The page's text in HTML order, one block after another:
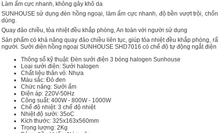
Làm ấm cực nhanh, không gây khô da
SUNHOUSE sử dụng đèn hồng ngoại, làm ấm cực nhanh, độ bền vượt trội,
dùng.
Quay đảo chiều, tỏa nhiệt đều khắp phòng, An toàn với người sử dụng
Sản phẩm có khả năng quay đảo chiều liên tục, giúp tỏa nhiệt đều khắp phòng,
người. Sưởi điện hồng ngoại SUNHOUSE SHD7016 có chế độ tự động ngắt
Thông số kỹ thuật: Đèn sưởi điện 3 bóng halogen Sunhouse
Loại sưởi điện: Sưởi halogen
Chất liệu thân vỏ: Nhựa
Màu sắc: Đỏ đen
Chức năng: Sưởi ấm
Điện áp: 220V-50Hz
Công suất: 400W - 800W - 1000W
Chế độ nhiệt: 3 chế độ nhiệt
Nhiệt độ sưởi: 35oC
Kích thước: 325x163x560mm
Trọng lượng: 2Kg